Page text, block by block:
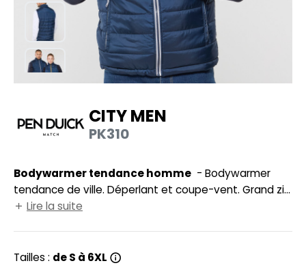
DE SERIE
VISIBILITE
MODULABLES
DE MAISON
YOUR BRAND
SI ON L'APPELAIT FRANCIS
CITY MEN
PK310
Bodywarmer tendance homme
tendance de ville. Déperlant et coupe-vent. Grand zip
avec une poche intérieure gauche pour marquage.
de serrage à la taille. Ourlets aux emmanchures. 2
Lire la suite
Tailles : de S à 6XL